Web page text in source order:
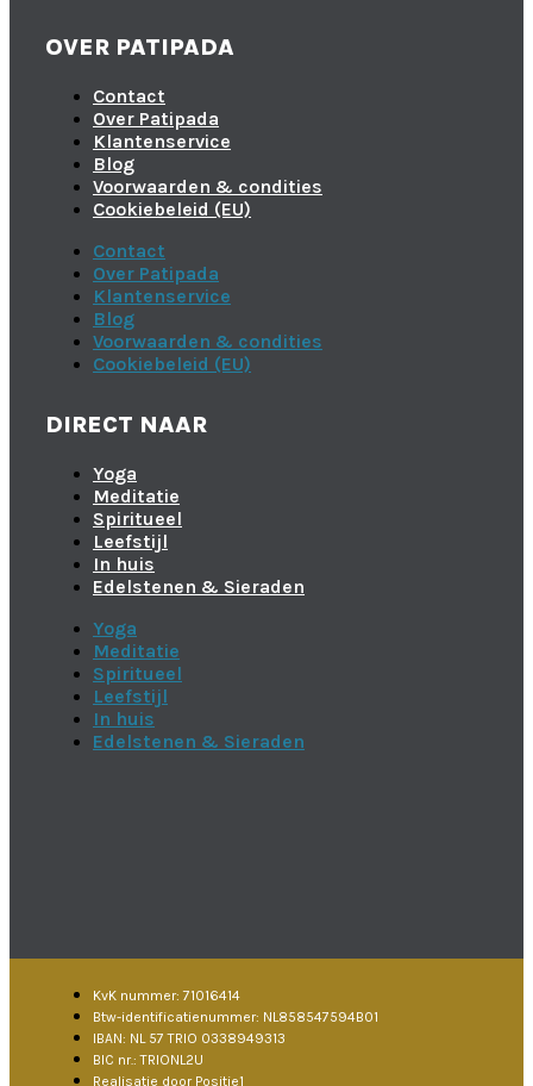
OVER PATIPADA
Contact
Over Patipada
Klantenservice
Blog
Voorwaarden & condities
Cookiebeleid (EU)
Contact
Over Patipada
Klantenservice
Blog
Voorwaarden & condities
Cookiebeleid (EU)
DIRECT NAAR
Yoga
Meditatie
Spiritueel
Leefstijl
In huis
Edelstenen & Sieraden
Yoga
Meditatie
Spiritueel
Leefstijl
In huis
Edelstenen & Sieraden
KvK nummer: 71016414
Btw-identificatienummer: NL858547594B01
IBAN: NL 57 TRIO 0338949313
BIC nr.: TRIONL2U
Realisatie door Positie1